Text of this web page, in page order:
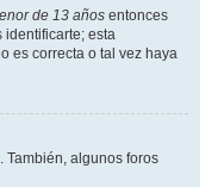
de 13 años entonces
identificarte; esta
es correcta o tal vez haya
También, algunos foros